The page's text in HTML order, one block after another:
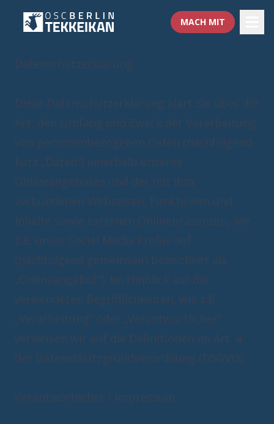
MACH MIT
Datenschutzerklärung
Diese Datenschutzerklärung klärt Sie über die
Art, den Umfang und Zweck der Verarbeitung
von personenbezogenen Daten (nachfolgend
kurz „Daten“) innerhalb unseres
Onlineangebotes und der mit ihm
verbundenen Webseiten, Funktionen und
Inhalte sowie externen Onlinepräsenzen, wie
z.B. unser Social Media Profile auf
(nachfolgend gemeinsam bezeichnet als
„Onlineangebot“). Im Hinblick auf die
verwendeten Begrifflichkeiten, wie z.B.
„Verarbeitung“ oder „Verantwortlicher“
verweisen wir auf die Definitionen im Art. 4
der Datenschutzgrundverordnung (DSGVO).
Verantwortlicher / Impressum